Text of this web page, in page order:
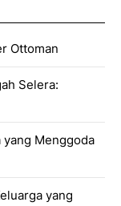
Ottoman
Selera:
yang Menggoda
yang